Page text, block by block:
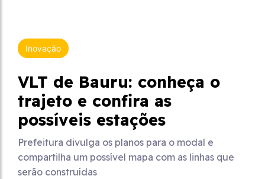
Inovação
VLT de Bauru: conheça o
trajeto e confira as
possíveis estações
Prefeitura divulga os planos para o modal e
compartilha um possível mapa com as linhas que
serão construídas